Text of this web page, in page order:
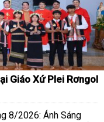
Giáo Xứ Plei Rơngol
8/2026: Ánh Sáng